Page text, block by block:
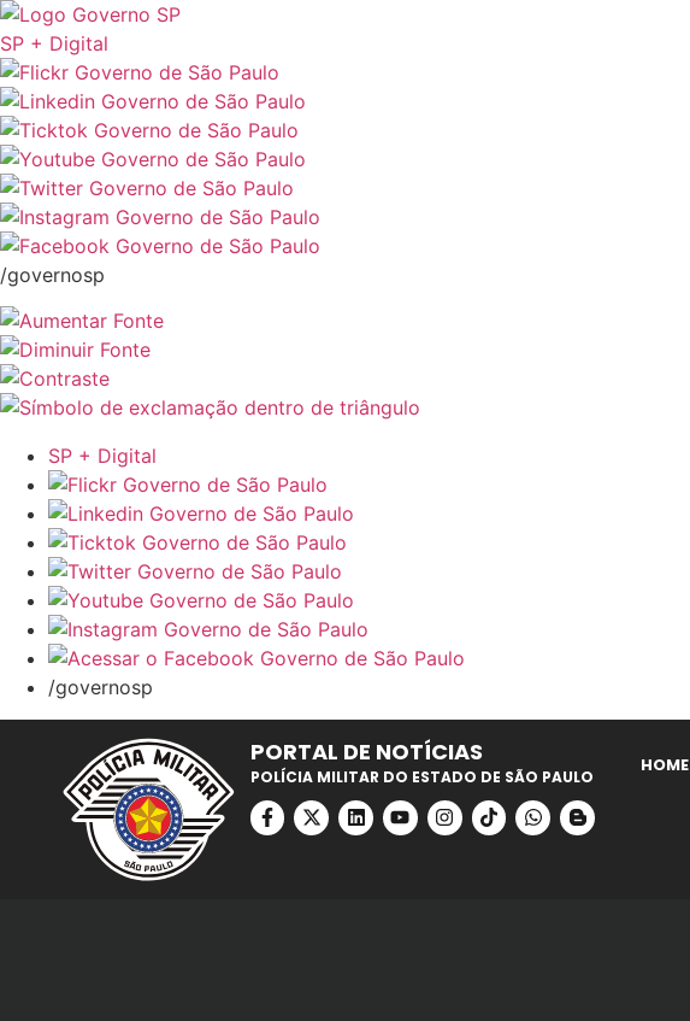
SP + Digital
/governosp
SP + Digital
/governosp
PORTAL DE NOTÍCIAS
POLÍCIA MILITAR DO ESTADO DE SÃO PAULO
HOME